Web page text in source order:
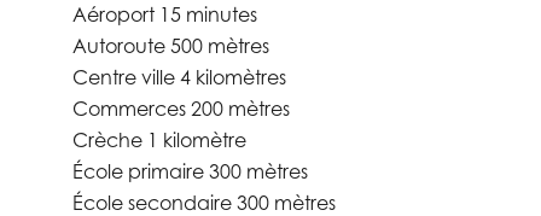
Aéroport 15 minutes
Autoroute 500 mètres
Centre ville 4 kilomètres
Commerces 200 mètres
Crèche 1 kilomètre
École primaire 300 mètres
École secondaire 300 mètres